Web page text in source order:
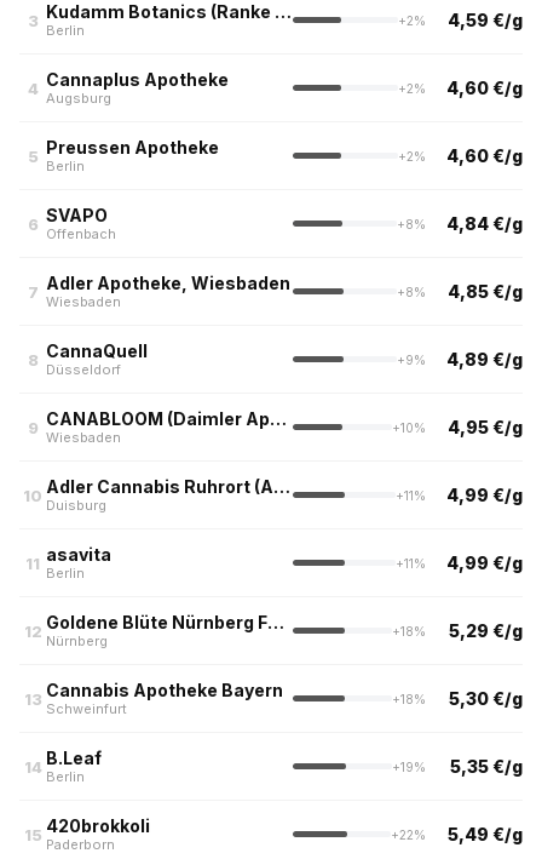
3 Kudamm Botanics (Ranke Apotheke Berlin)
Berlin
+2% 4,59 €/g
4 Cannaplus Apotheke
Augsburg
+2% 4,60 €/g
5 Preussen Apotheke
Berlin
+2% 4,60 €/g
6 SVAPO
Offenbach
+8% 4,84 €/g
7 Adler Apotheke, Wiesbaden
Wiesbaden
+8% 4,85 €/g
8 CannaQuell
Düsseldorf
+9% 4,89 €/g
9 CANABLOOM (Daimler Apotheke, Wiesbaden)
Wiesbaden
+10% 4,95 €/g
10 Adler Cannabis Ruhrort (Adler Apotheke, Duisburg)
Duisburg
+11% 4,99 €/g
11 asavita
Berlin
+11% 4,99 €/g
12 Goldene Blüte Nürnberg Fürth Erlangen
Nürnberg
+18% 5,29 €/g
13 Cannabis Apotheke Bayern
Schweinfurt
+18% 5,30 €/g
14 B.Leaf
Berlin
+19% 5,35 €/g
15 420brokkoli
Paderborn
+22% 5,49 €/g